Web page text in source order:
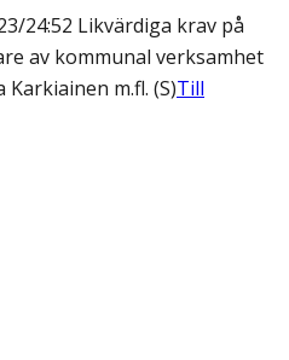
24:52 Likvärdiga krav på
av kommunal verksamhet
m.fl. (S)Till